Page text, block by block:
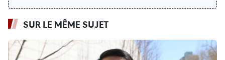
SUR LE MÊME SUJET